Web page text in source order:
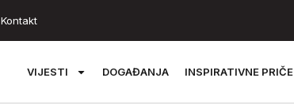
Kontakt
VIJESTI DOGAĐANJA INSPIRATIVNE PRIČE